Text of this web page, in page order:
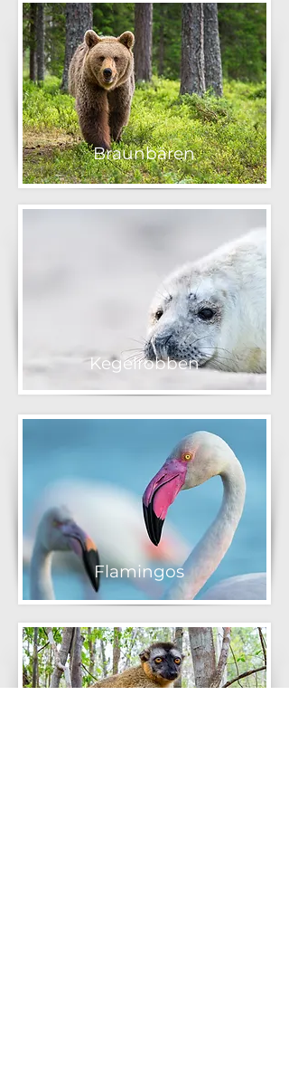
Braunbären
Kegelrobben
Flamingos